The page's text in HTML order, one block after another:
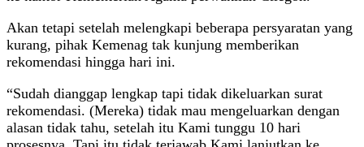
Akan tetapi setelah melengkapi beberapa persyaratan yang
kurang, pihak Kemenag tak kunjung memberikan
rekomendasi hingga hari ini.
“Sudah dianggap lengkap tapi tidak dikeluarkan surat
rekomendasi. (Mereka) tidak mau mengeluarkan dengan
alasan tidak tahu, setelah itu Kami tunggu 10 hari